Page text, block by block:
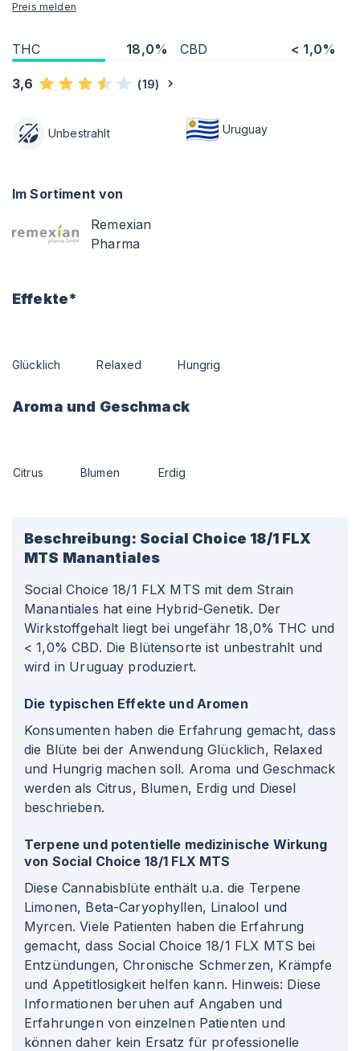
Preis melden
THC 18,0% CBD < 1,0%
3,6 (19)
Unbestrahlt Uruguay
Im Sortiment von
Remexian
Pharma
Effekte*
Glücklich Relaxed Hungrig
Aroma und Geschmack
Citrus Blumen Erdig
Beschreibung: Social Choice 18/1 FLX
MTS Manantiales
Social Choice 18/1 FLX MTS mit dem Strain
Manantiales hat eine Hybrid-Genetik. Der
Wirkstoffgehalt liegt bei ungefähr 18,0% THC und
< 1,0% CBD. Die Blütensorte ist unbestrahlt und
wird in Uruguay produziert.
Die typischen Effekte und Aromen
Konsumenten haben die Erfahrung gemacht, dass
die Blüte bei der Anwendung Glücklich, Relaxed
und Hungrig machen soll. Aroma und Geschmack
werden als Citrus, Blumen, Erdig und Diesel
beschrieben.
Terpene und potentielle medizinische Wirkung
von Social Choice 18/1 FLX MTS
Diese Cannabisblüte enthält u.a. die Terpene
Limonen, Beta-Caryophyllen, Linalool und
Myrcen. Viele Patienten haben die Erfahrung
gemacht, dass Social Choice 18/1 FLX MTS bei
Entzündungen, Chronische Schmerzen, Krämpfe
und Appetitlosigkeit helfen kann. Hinweis: Diese
Informationen beruhen auf Angaben und
Erfahrungen von einzelnen Patienten und
können daher kein Ersatz für professionelle